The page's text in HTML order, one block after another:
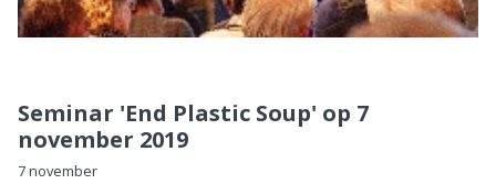
Seminar 'End Plastic Soup' op 7
november 2019
7 november